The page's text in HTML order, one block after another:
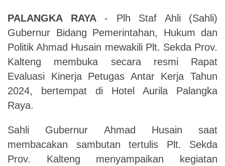
PALANGKA RAYA- Plh Staf Ahli (Sahli)
Gubernur Bidang Pemerintahan, Hukum dan
Politik Ahmad Husain mewakili Plt. Sekda Prov.
Kalteng membuka secara resmi Rapat
Evaluasi Kinerja Petugas Antar Kerja Tahun
2024, bertempat di Hotel Aurila Palangka
Raya.
Sahli Gubernur Ahmad Husain saat
membacakan sambutan tertulis Plt. Sekda
Prov. Kalteng menyampaikan kegiatan